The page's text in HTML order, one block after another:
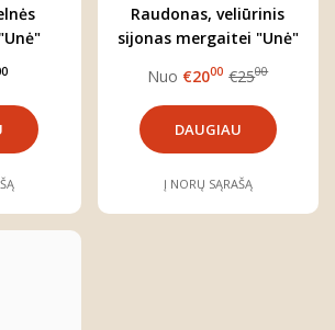
Raudonas, veliūrinis
sijonas mergaitei "Unė"
Nuo €2000 €2500
DAUGIAU
Į NORŲ SĄRAŠĄ